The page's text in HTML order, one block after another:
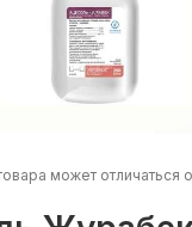
может отличаться